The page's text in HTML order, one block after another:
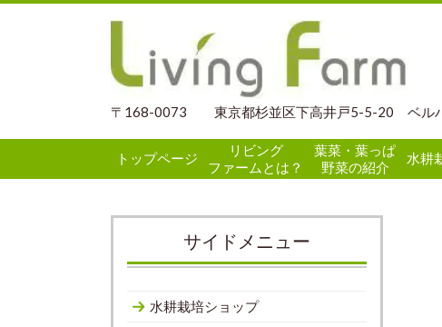
〒168-0073 東京都杉並区下高井戸5-5-20 ベルハ
トップページ
リビング
ファームとは？
葉菜・葉っぱ
野菜の紹介
水耕
サイドメニュー
水耕栽培ショップ